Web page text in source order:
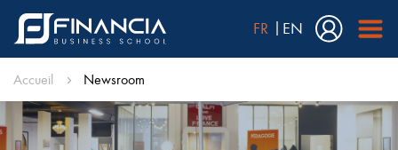
FR EN
Accueil Newsroom